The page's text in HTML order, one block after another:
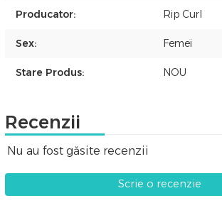
Producator: Rip Curl
Sex: Femei
Stare Produs: NOU
Recenzii
Nu au fost găsite recenzii
Scrie o recenzie